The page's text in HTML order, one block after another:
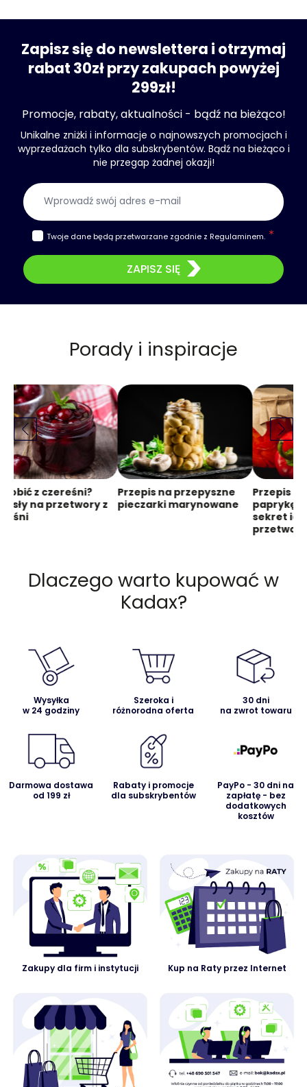
Zapisz się do newslettera i otrzymaj
rabat 30zł przy zakupach powyżej
299zł!
Promocje, rabaty, aktualności - bądź na bieżąco!
Unikalne zniżki i informacje o najnowszych promocjach i
wyprzedażach tylko dla subskrybentów. Bądź na bieżąco i
nie przegap żadnej okazji!
Twoje dane będą przetwarzane zgodnie z Regulaminem.
ZAPISZ SIĘ
Porady i inspiracje
z czereśni?
na przetwory z
Przepis na przepyszne
pieczarki marynowane
Przepis
paprykę
sekret
Dlaczego warto kupować w
Kadax?
Wysyłka
w 24 godziny
Szeroka i
różnorodna oferta
30 dni
na zwrot towaru
Darmowa dostawa
od 199 zł
Rabaty i promocje
dla subskrybentów
PayPo - 30 dni na
zapłatę - bez
dodatkowych
kosztów
Zakupy dla firm i instytucji Kup na Raty przez Internet